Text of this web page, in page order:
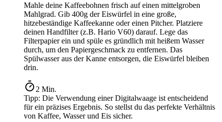
Mahle deine Kaffeebohnen frisch auf einen mittelgroben
Mahlgrad. Gib 400g der Eiswürfel in eine große,
hitzebeständige Kaffeekanne oder einen Pitcher. Platziere
deinen Handfilter (z.B. Hario V60) darauf. Lege das
Filterpapier ein und spüle es gründlich mit heißem Wasser
durch, um den Papiergeschmack zu entfernen. Das
Spülwasser aus der Kanne entsorgen, die Eiswürfel bleiben
drin.
2 Min.
Tipp: Die Verwendung einer Digitalwaage ist entscheidend
für ein präzises Ergebnis. So stellst du das perfekte Verhältnis
von Kaffee, Wasser und Eis sicher.